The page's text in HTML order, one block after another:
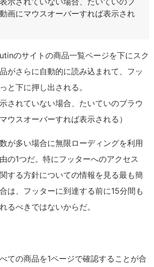
画にマウスオーバーすれば表示され
のサイトの商品一覧ページを下にスク
がさらに自動的に読み込まれて、フッ
と下に押し出される。
されていない場合、たいていのブラウ
ウスオーバーすれば表示される）
が多い場合に無限ローディングを利用
の1つだ。特にフッターへのアクセス
する方針についての情報を見る最も簡
は、フッターに到達する前に15分間も
るべきではないからだ。
ての商品を1ページで確認することが合